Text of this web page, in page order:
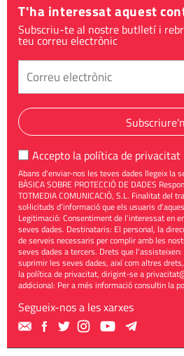
T'ha interessat aquest
Subscriu-te al nostre butlletí i
teu correu electrònic
Accepto la política de privacitat
Abans d'enviar-nos les teves dades llegeix la
BÀSICA SOBRE PROTECCIÓ DE DADES
TOTMEDIA COMUNICACIÓ, S.L. Finalitat del
sol·licituds d'informació que els usuaris
Legitimació: Consentiment de l'interessat en
seves dades. Destinataris: El personal, la
de serveis necessaris per complir amb les
seves dades a tercers. Drets que
suprimir les seves dades, així com altres
la política de privacitat, dirigint-se a
addicional: Per a més informació consultin la
Segueix-nos a les xarxes